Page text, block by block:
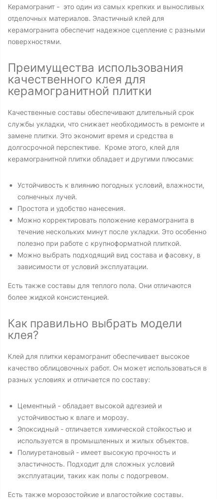
Керамогранит - это один из самых крепких и выносливых
отделочных материалов. Эластичный клей для
керамогранита обеспечит надежное сцепление с разными
поверхностями.
Преимущества использования
качественного клея для
керамогранитной плитки
Качественные составы обеспечивают длительный срок
службы укладки, что снижает необходимость в ремонте и
замене плитки. Это экономит время и средства в
долгосрочной перспективе. Кроме этого, клей для
керамогранитной плитки обладает и другими плюсами:
Устойчивость к влиянию погодных условий, влажности,
солнечных лучей.
Простота и удобство нанесения.
Можно корректировать положение керамогранита в
течение нескольких минут после укладки. Это особенно
полезно при работе с крупноформатной плиткой.
Можно выбрать подходящий вид состава и фасовку, в
зависимости от условий эксплуатации.
Есть также составы для теплого пола. Они отличаются
более жидкой консистенцией.
Как правильно выбрать модели
клея?
Клей для плитки керамогранит обеспечивает высокое
качество облицовочных работ. Он может использоваться в
разных условиях и отличается по составу:
Цементный - обладает высокой адгезией и
устойчивостью к влаге и морозу.
Эпоксидный - отличается химической стойкостью и
используется в промышленных и жилых объектов.
Полиуретановый - имеет высокую прочность и
эластичность. Подходит для сложных условий
эксплуатации, таких как полы с подогревом.
Есть также морозостойкие и влагостойкие составы.